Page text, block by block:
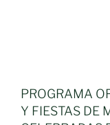
PROGRAMA
Y FIESTAS DE